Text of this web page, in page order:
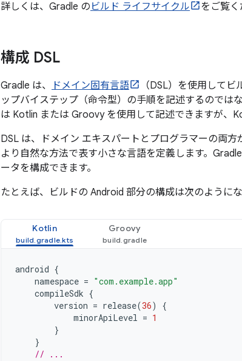
詳しくは、Gradle の ビルド ライフサイクル をご覧く
構成 DSL
Gradle は、 ドメイン固有言語
（DSL）を使用して
ップバイステップ（命令型）の手順を記述するのでは
は Kotlin または Groovy を使用して記述できますが、
DSL は、ドメイン エキスパートとプログラマーの両
より自然な方法で表す小さな言語を定義します。
ータを構成できます。
たとえば、ビルドの Android 部分の構成は次のようにな
Kotlin Groovy
android {
namespace = "com.example.app"
compileSdk {
version = release(36)
{
minorApiLevel = 1
}
}
// ...